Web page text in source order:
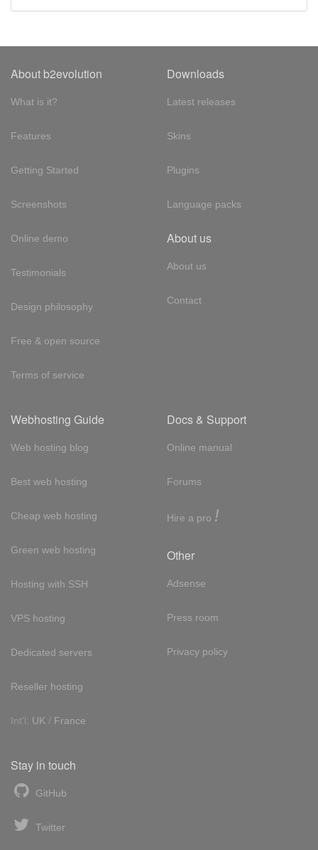
About b2evolution
What is it?
Features
Getting Started
Screenshots
Online demo
Testimonials
Design philosophy
Free & open source
Terms of service
Downloads
Latest releases
Skins
Plugins
Language packs
About us
About us
Contact
Webhosting Guide
Web hosting blog
Best web hosting
Cheap web hosting
Green web hosting
Hosting with SSH
VPS hosting
Dedicated servers
Reseller hosting
Int'l: UK / France
Docs & Support
Online manual
Forums
Hire a pro !
Other
Adsense
Press room
Privacy policy
Stay in touch
GitHub
Twitter